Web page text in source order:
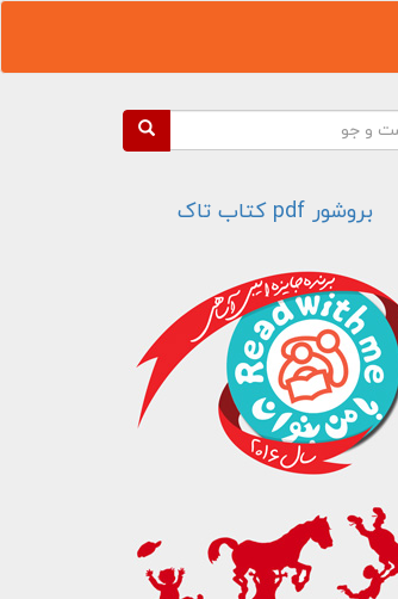
جستجو
بروشور pdf کتاب تاک